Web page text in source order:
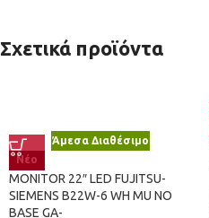
Σχετικά προϊόντα
Άμεσα Διαθέσιμο
Νέο
MONITOR 22″ LED FUJITSU-
SIEMENS B22W-6 WH MU NO
BASE GA-